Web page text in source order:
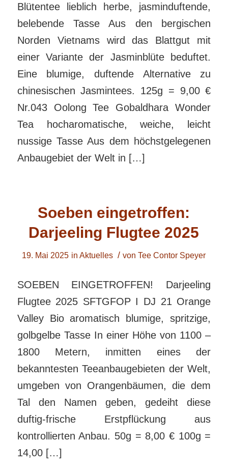
Blütentee lieblich herbe, jasminduftende,
belebende Tasse Aus den bergischen
Norden Vietnams wird das Blattgut mit
einer Variante der Jasminblüte beduftet.
Eine blumige, duftende Alternative zu
chinesischen Jasmintees. 125g = 9,00 €
Nr.043 Oolong Tee Gobaldhara Wonder
Tea hocharomatische, weiche, leicht
nussige Tasse Aus dem höchstgelegenen
Anbaugebiet der Welt in […]
Soeben eingetroffen:
Darjeeling Flugtee 2025
19. Mai 2025 inAktuelles / vonTee Contor Speyer
SOEBEN EINGETROFFEN! Darjeeling
Flugtee 2025 SFTGFOP I DJ 21 Orange
Valley Bio aromatisch blumige, spritzige,
golbgelbe Tasse In einer Höhe von 1100 –
1800 Metern, inmitten eines der
bekanntesten Teeanbaugebieten der Welt,
umgeben von Orangenbäumen, die dem
Tal den Namen geben, gedeiht diese
duftig-frische Erstpflückung aus
kontrollierten Anbau. 50g = 8,00 € 100g =
14,00 […]